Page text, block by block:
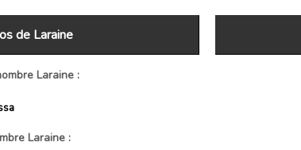
de Laraine
Laraine :
Laraine :